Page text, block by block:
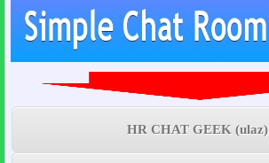
HR CHAT GEEK (ulaz)